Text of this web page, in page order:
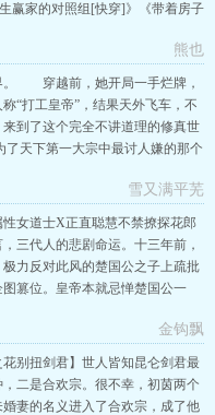
赢家的对照组[快穿]》《带着房子
穿越后，炮灰体质依旧顽固，
书女抢走，只能在废材五灵根的
熊也
。 穿越前，她开局一手烂牌，
“打工皇帝”，结果天外飞车，不
了这个完全不讲道理的修真世
了天下第一大宗中最讨人嫌的那个
。她决定要躺平。她不会引起
等死学术废物幸福又平淡的一生
雪又满平芜
女道士X正直聪慧不禁撩探花郎
三代人的悲剧命运。十三年前，
力反对此风的楚国公之子上疏批
篡位。皇帝本就忌惮楚国公一
，京城一官员的离奇死亡让这件
眼前，往日的真相也渐渐揭开，而
不…
金钩飘
花别扭剑君】世人皆知昆仑剑君最
二是合欢宗。很不幸，初茵两个
妻的名义进入了合欢宗，成了他